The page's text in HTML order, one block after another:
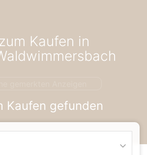
Kaufen in
Kaufen gefunden